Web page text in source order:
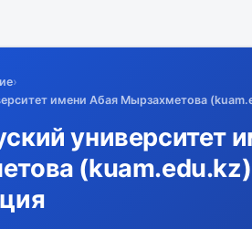
›
имени Абая Мырзахметова
университет
(kuam.edu.kz)